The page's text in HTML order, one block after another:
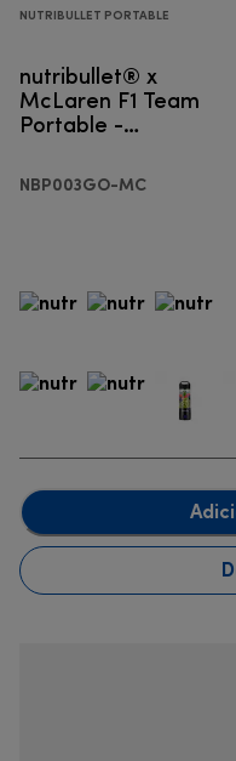
NUTRIBULLET PORTABLE
nutribullet® x
McLaren F1 Team
Portable -
NBP003GO-MC